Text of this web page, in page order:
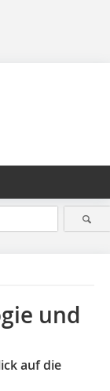
und
auf die